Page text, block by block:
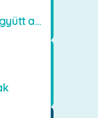
Együtt a „színpadon”, együtt az élményekért 🎭✨